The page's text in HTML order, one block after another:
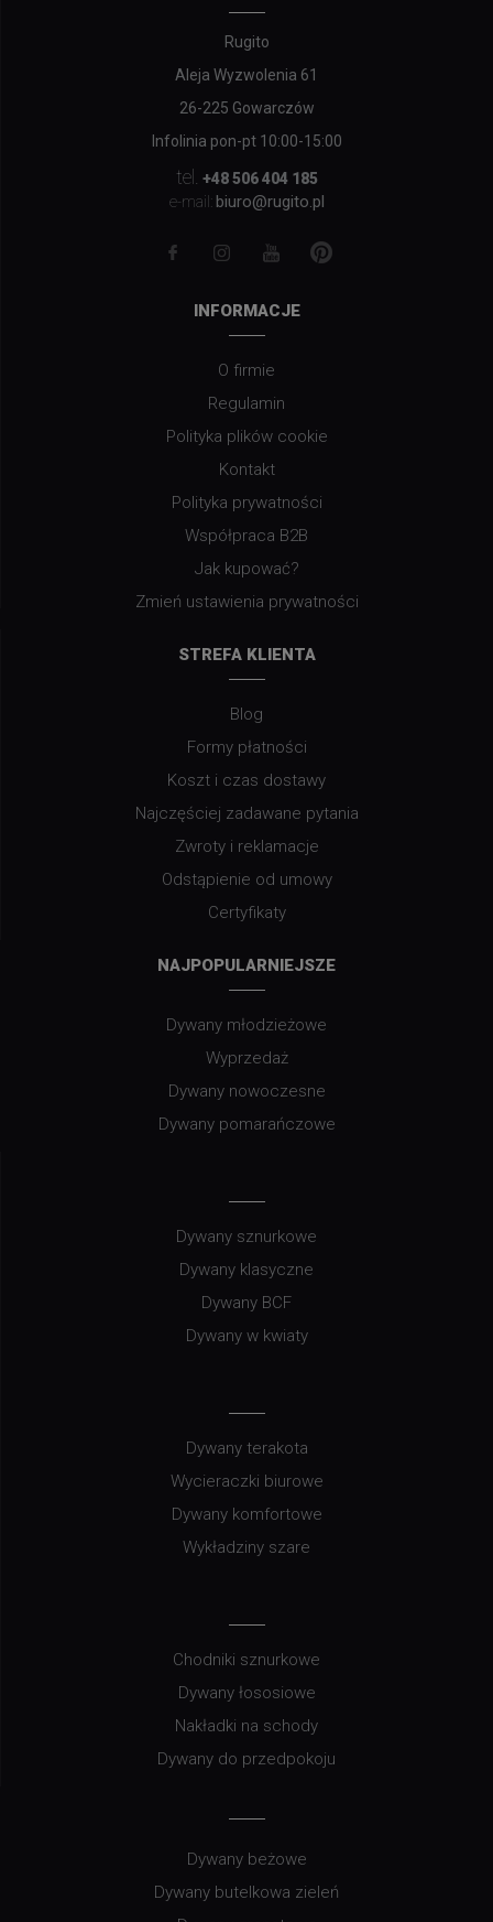
Rugito
Aleja Wyzwolenia 61
26-225 Gowarczów
Infolinia pon-pt 10:00-15:00
tel. +48 506 404 185
e-mail: biuro@rugito.pl
INFORMACJE
O firmie
Regulamin
Polityka plików cookie
Kontakt
Polityka prywatności
Współpraca B2B
Jak kupować?
Zmień ustawienia prywatności
STREFA KLIENTA
Blog
Formy płatności
Koszt i czas dostawy
Najczęściej zadawane pytania
Zwroty i reklamacje
Odstąpienie od umowy
Certyfikaty
NAJPOPULARNIEJSZE
Dywany młodzieżowe
Wyprzedaż
Dywany nowoczesne
Dywany pomarańczowe
Dywany sznurkowe
Dywany klasyczne
Dywany BCF
Dywany w kwiaty
Dywany terakota
Wycieraczki biurowe
Dywany komfortowe
Wykładziny szare
Chodniki sznurkowe
Dywany łososiowe
Nakładki na schody
Dywany do przedpokoju
Dywany beżowe
Dywany butelkowa zieleń